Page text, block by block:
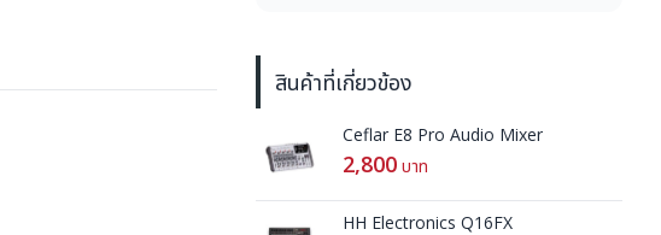
สินค้าที่เกี่ยวข้อง
Ceflar E8 Pro Audio Mixer
2,800 บาท
HH Electronics Q16FX